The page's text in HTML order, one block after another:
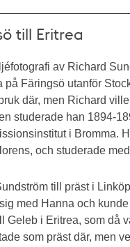
till Eritrea
av Richard
på Färingsö utanför
där, men Richard
studerade han 1894-
i Bromma.
och studerade
till präst i
med Hanna och
Geleb i Eritrea, som då
som präst där, men